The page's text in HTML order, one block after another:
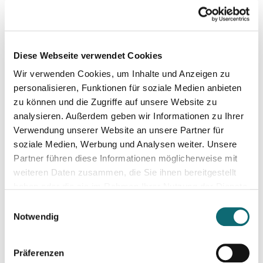
Diese Webseite verwendet Cookies
Wir verwenden Cookies, um Inhalte und Anzeigen zu
personalisieren, Funktionen für soziale Medien anbieten
zu können und die Zugriffe auf unsere Website zu
analysieren. Außerdem geben wir Informationen zu Ihrer
Verwendung unserer Website an unsere Partner für
soziale Medien, Werbung und Analysen weiter. Unsere
Partner führen diese Informationen möglicherweise mit
weiteren Daten zusammen, die Sie ihnen bereitgestellt
Notwendig
Präferenzen
05.11.2024
Abenteuer Sachbuch. Sachbücher schreiben für
05.11.2024
Kreativ mit Canva – Grundlagen
07.11.2024
Das Video-Interview: Tipps und Techniken für TV und Web